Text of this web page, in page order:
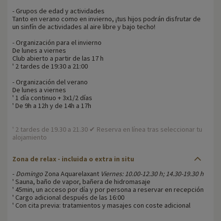
- Grupos de edad y actividades
Tanto en verano como en invierno, ¡tus hijos podrán disfrutar de
un sinfín de actividades al aire libre y bajo techo!
- Organización para el invierno
De lunes a viernes
Club abierto a partir de las 17 h
' 2 tardes de 19:30 a 21:00
- Organización del verano
De lunes a viernes
' 1 día continuo + 3x1/2 días
' De 9h a 12h y de 14h a 17h
' 2 tardes de 19.30 a 21.30 ✔ Reserva en línea tras seleccionar tu
alojamiento
Zona de relax - incluida o extra in situ
- Domingo Zona Aquarelaxant Viernes: 10.00-12.30 h; 14.30-19.30 h
' Sauna, baño de vapor, bañera de hidromasaje
' 45min, un acceso por día y por persona a reservar en recepción
' Cargo adicional después de las 16:00
' Con cita previa: tratamientos y masajes con coste adicional